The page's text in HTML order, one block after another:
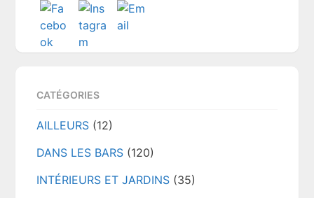
CATÉGORIES
AILLEURS (12)
DANS LES BARS (120)
INTÉRIEURS ET JARDINS (35)